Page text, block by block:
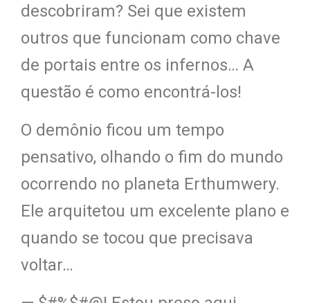
descobriram? Sei que existem
outros que funcionam como chave
de portais entre os infernos… A
questão é como encontrá-los!
O demônio ficou um tempo
pensativo, olhando o fim do mundo
ocorrendo no planeta Erthumwery.
Ele arquitetou um excelente plano e
quando se tocou que precisava
voltar…